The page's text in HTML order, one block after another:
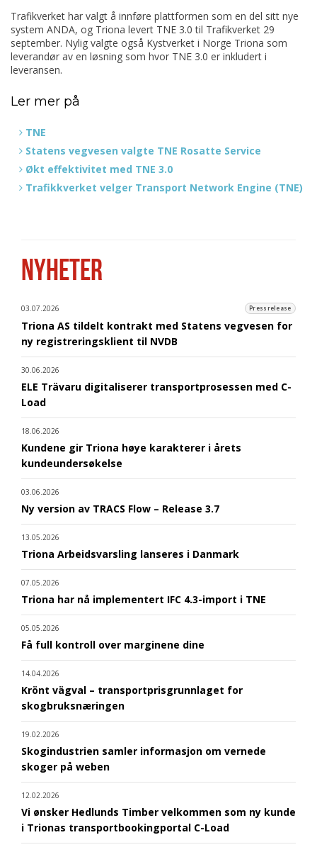
Trafikverket har valgt å innføre plattformen som en del sitt nye
system ANDA, og Triona levert TNE 3.0 til Trafikverket 29
september. Nylig valgte også Kystverket i Norge Triona som
leverandør av en løsning som hvor TNE 3.0 er inkludert i
leveransen.
Ler mer på
TNE
Statens vegvesen valgte TNE Rosatte Service
Økt effektivitet med TNE 3.0
Trafikkverket velger Transport Network Engine (TNE)
NYHETER
03.07.2026 Pressrelease
Triona AS tildelt kontrakt med Statens vegvesen for
ny registreringsklient til NVDB
30.06.2026
ELE Trävaru digitaliserer transportprosessen med C-
Load
18.06.2026
Kundene gir Triona høye karakterer i årets
kundeundersøkelse
03.06.2026
Ny version av TRACS Flow – Release 3.7
13.05.2026
Triona Arbeidsvarsling lanseres i Danmark
07.05.2026
Triona har nå implementert IFC 4.3-import i TNE
05.05.2026
Få full kontroll over marginene dine
14.04.2026
Krönt vägval – transportprisgrunnlaget for
skogbruksnæringen
19.02.2026
Skogindustrien samler informasjon om vernede
skoger på weben
12.02.2026
Vi ønsker Hedlunds Timber velkommen som ny kunde
i Trionas transportbookingportal C-Load